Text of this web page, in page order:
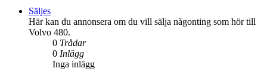
Säljes
Här kan du annonsera om du vill sälja någonting som hör till
Volvo 480.
0 Trådar
0 Inlägg
Inga inlägg